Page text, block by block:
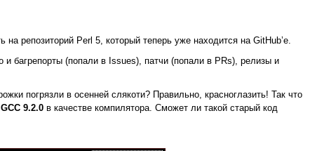
репозиторий Perl 5, который теперь уже находится на GitHub’е.
багрепорты (попали в Issues), патчи (попали в PRs), релизы и
погрязли в осенней слякоти? Правильно, красноглазить! Так что
GCC 9.2.0 в качестве компилятора. Сможет ли такой старый код